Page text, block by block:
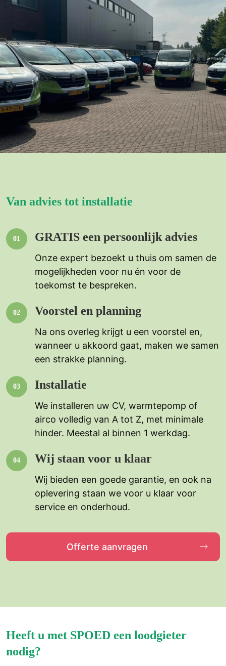
Van advies tot installatie
GRATIS een persoonlijk advies
Onze expert bezoekt u thuis om samen de
mogelijkheden voor nu én voor de
toekomst te bespreken.
Voorstel en planning
Na ons overleg krijgt u een voorstel en,
wanneer u akkoord gaat, maken we samen
een strakke planning.
Installatie
We installeren uw CV, warmtepomp of
airco volledig van A tot Z, met minimale
hinder. Meestal al binnen 1 werkdag.
Wij staan voor u klaar
Wij bieden een goede garantie, en ook na
oplevering staan we voor u klaar voor
service en onderhoud.
Offerte aanvragen
Heeft u met SPOED een loodgieter
nodig?